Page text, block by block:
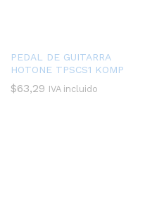
PEDAL DE GUITARRA
HOTONE TPSCS1 KOMP
$63,29 IVA incluido